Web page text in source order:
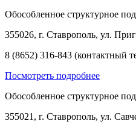
Обособленное структурное
355026, г. Ставрополь, ул.
8 (8652) 316-843 (контактный
Посмотреть подробнее
Обособленное структурное
355021, г. Ставрополь, ул.